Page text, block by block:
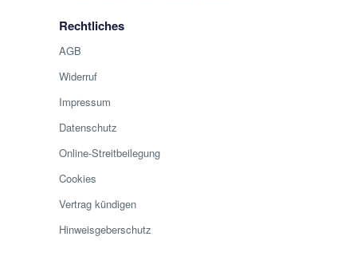
Rechtliches
AGB
Widerruf
Impressum
Datenschutz
Online-Streitbeilegung
Cookies
Vertrag kündigen
Hinweisgeberschutz